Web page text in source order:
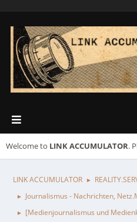
Welcome to LINK ACCUMULATOR.
LINK ACCUMULATOR ►
► Journalismus - Nachrichten,
► [Medienjournalismus und